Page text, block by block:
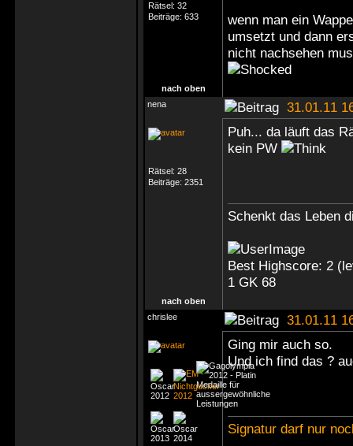
Rätsel: 32
Beiträge: 633
wenn man ein
umsetzt und dann
nicht nachsehen
nach oben
nena
31.01.11
Rätsel: 28
Beiträge: 2351
Puh... da läuft das
kein PW
Schenkt das Leben
Best Highscore: 2
1 GK 68
nach oben
chrislee
31.01.11
Ging mir auch so.
Und ich find das ?
Signatur darf nur